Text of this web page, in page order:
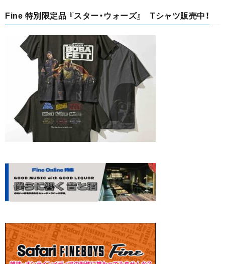
Fine 特別限定品 『スター・ウォーズ』 Tシャツ販売中！